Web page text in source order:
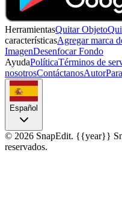
HerramientasQuitar Objeto
característicasAgregar marca
ImagenDesenfocar Fondo
AyudaPolíticaTérminos de
nosotrosContáctanosAutor
Español
© 2026 SnapEdit. {{year}}
reservados.